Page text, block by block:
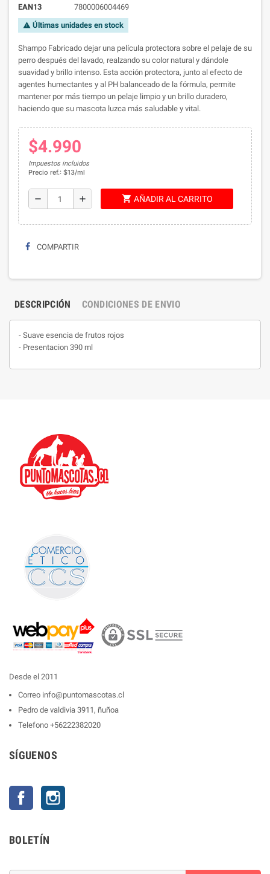
EAN13
7800006004469
warning Últimas unidades en stock
Shampo Fabricado dejar una película protectora sobre el pelaje de su
perro después del lavado, realzando su color natural y dándole
suavidad y brillo intenso. Esta acción protectora, junto al efecto de
agentes humectantes y al PH balanceado de la fórmula, permite
mantener por más tiempo un pelaje limpio y un brillo duradero,
haciendo que su mascota luzca más saludable y vital.
$4.990
Impuestos incluidos
Precio ref.: $13/ml
remove add shopping_cart AÑADIR AL CARRITO
COMPARTIR
DESCRIPCIÓN CONDICIONES DE ENVIO
- Suave esencia de frutos rojos
- Presentacion 390 ml
Desde el 2011
Correo info@puntomascotas.cl
Pedro de valdivia 3911, ñuñoa
Telefono +56222382020
SÍGUENOS
Facebook
BOLETÍN